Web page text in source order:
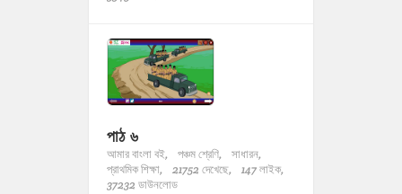
পাঠ ৬
আমার বাংলা বই, পঞ্চম শ্রেণি,
সাধারন,
প্রাথমিক শিক্ষা,
21752 দেখেছে,
147 লাইক,
37232 ডাউনলোড